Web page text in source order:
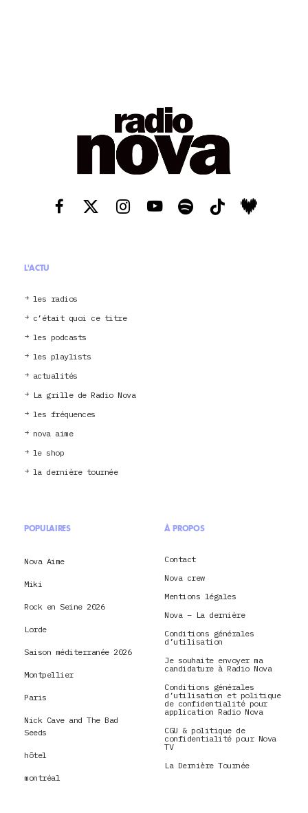
L'ACTU
les radios
c’était quoi ce titre
les podcasts
les playlists
actualités
La grille de Radio Nova
les fréquences
nova aime
le shop
la dernière tournée
POPULAIRES
Nova Aime
Miki
Rock en Seine 2026
Lorde
Saison méditerranée 2026
Montpellier
Paris
Nick Cave and The Bad
Seeds
hôtel
montréal
À PROPOS
Contact
Nova crew
Mentions légales
Nova – La dernière
Conditions générales
d’utilisation
Je souhaite envoyer ma
candidature à Radio Nova
Conditions générales
d’utilisation et politique
de confidentialité pour
application Radio Nova
CGU & politique de
confidentialité pour Nova
TV
La Dernière Tournée